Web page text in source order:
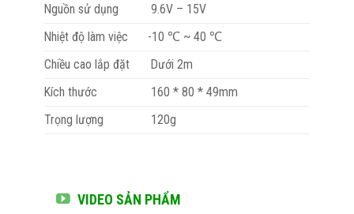
Nguồn sử dụng
9.6V – 15V
Nhiệt độ làm việc
-10 ℃ ~ 40 ℃
Chiều cao lắp đặt
Dưới 2m
Kích thước
160 * 80 * 49mm
Trọng lượng
120g
VIDEO SẢN PHẨM